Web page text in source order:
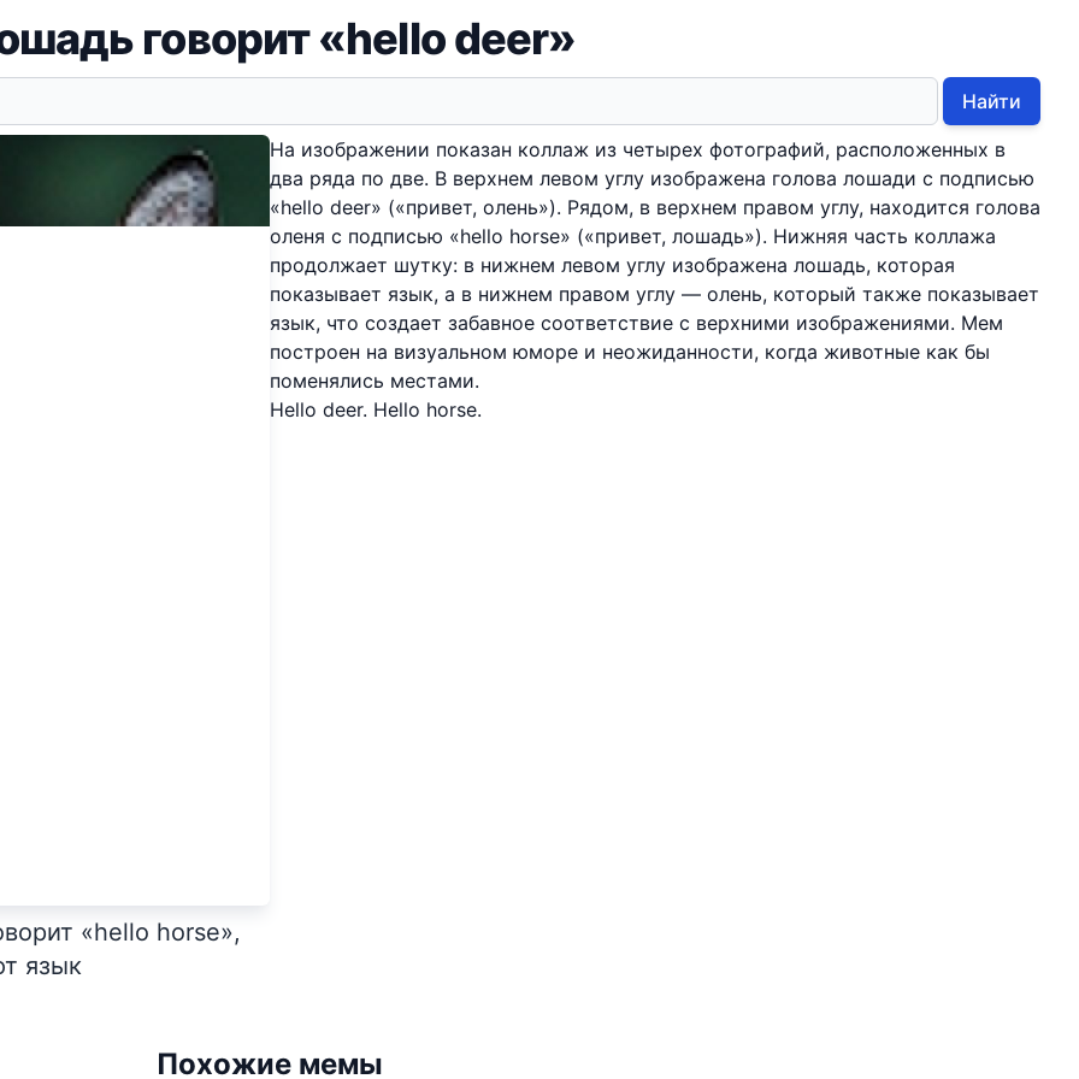
говорит «hello deer»
Найти
«hello horse»,
язык
На изображении показан коллаж из четырех фотографий, расположенных в
два ряда по две. В верхнем левом углу изображена голова лошади с подписью
«hello deer» («привет, олень»). Рядом, в верхнем правом углу, находится голова
оленя с подписью «hello horse» («привет, лошадь»). Нижняя часть коллажа
продолжает шутку: в нижнем левом углу изображена лошадь, которая
показывает язык, а в нижнем правом углу — олень, который также показывает
язык, что создает забавное соответствие с верхними изображениями. Мем
построен на визуальном юморе и неожиданности, когда животные как бы
поменялись местами.
Hello deer. Hello horse.
Похожие мемы